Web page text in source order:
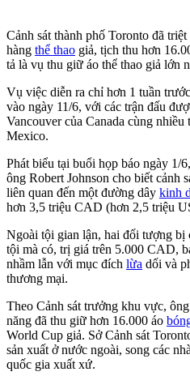
Cảnh sát thành phố Toronto đã
hàng thể thao giả, tịch thu hơn
tả là vụ thu giữ áo thể thao giả lớn
Vụ việc diễn ra chỉ hơn 1 tuần
vào ngày 11/6, với các trận đấu
Vancouver của Canada cùng
Mexico.
Phát biểu tại buổi họp báo ngày 1/
ông Robert Johnson cho biết cảnh
liên quan đến một đường dây kinh
hơn 3,5 triệu CAD (hơn 2,5 triệu
Ngoài tội gian lận, hai đối tượng bị
tội mà có, trị giá trên 5.000 CAD,
nhầm lẫn với mục đích lừa dối và
thương mại.
Theo Cảnh sát trưởng khu vực,
năng đã thu giữ hơn 16.000 áo
World Cup giả. Sở Cảnh sát
sản xuất ở nước ngoài, song các
quốc gia xuất xứ.